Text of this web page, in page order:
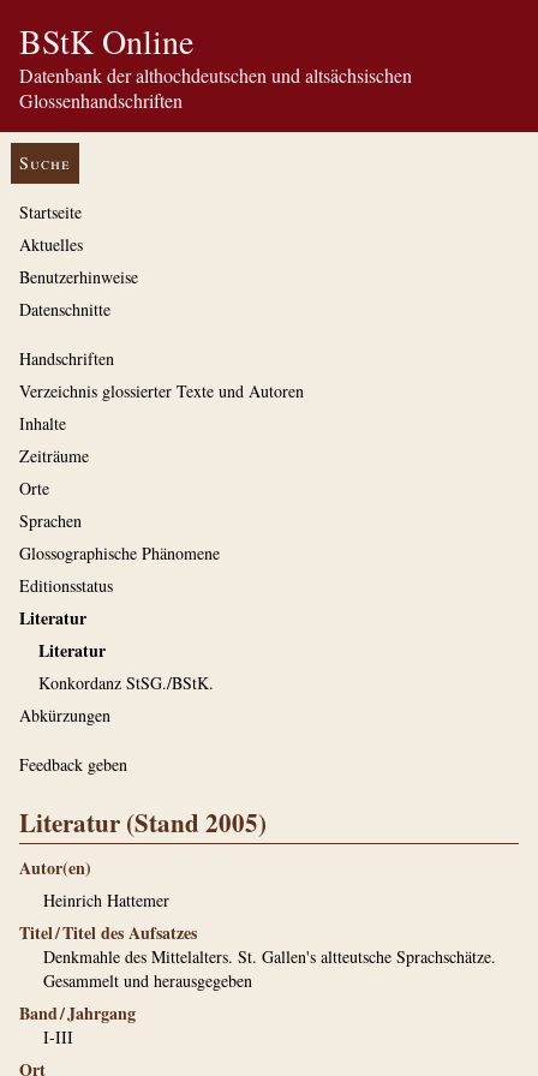
BStK Online
Datenbank der althochdeutschen und altsächsischen
Glossenhandschriften
Suche
Startseite
Aktuelles
Benutzerhinweise
Datenschnitte
Handschriften
Verzeichnis glossierter Texte und Autoren
Inhalte
Zeiträume
Orte
Sprachen
Glossographische Phänomene
Editionsstatus
Literatur
Literatur
Konkordanz StSG./BStK.
Abkürzungen
Feedback geben
Literatur (Stand 2005)
Autor(en)
Heinrich Hattemer
Titel / Titel des Aufsatzes
Denkmahle des Mittelalters. St. Gallen's altteutsche Sprachschätze.
Gesammelt und herausgegeben
Band / Jahrgang
I-III
Ort